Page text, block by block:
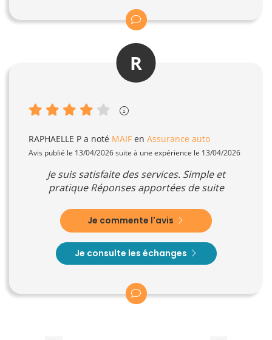
R
RAPHAELLE P a noté MAIF en Assurance auto
Avis publié le 13/04/2026 suite à une expérience le 13/04/2026
Je suis satisfaite des services. Simple et
pratique Réponses apportées de suite
Je commente l'avis
Je consulte les échanges